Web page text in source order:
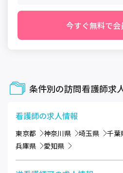
今すぐ無料で会
条件別の訪問看護師求
看護師の求人情報
東京都 神奈川県 埼玉県 千葉
兵庫県
愛知県